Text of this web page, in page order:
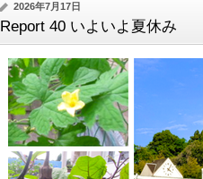
2026年7月17日
Report 40 いよいよ夏休み